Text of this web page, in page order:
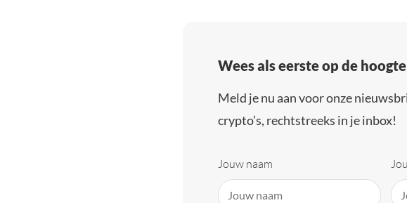
Wees als eerste op de
Meld je nu aan voor onze
crypto’s, rechtstreeks in je inbox!
Jouw naam